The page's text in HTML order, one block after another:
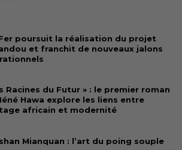
poursuit la réalisation du projet
et franchit de nouveaux jalons
Racines du Futur » : le premier roman
Hawa explore les liens entre
africain et modernité
Mianquan : l’art du poing souple